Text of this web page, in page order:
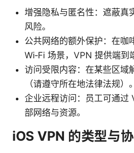
增强隐私与匿名性：遮蔽真
风险。
公共网络的额外保护：在咖
Wi‑Fi 场景，VPN 提供端到
访问受限内容：在某些区域
（请遵守所在地法律法规）。
企业远程访问：员工可通过
部网络与资源。
iOS VPN 的类型与